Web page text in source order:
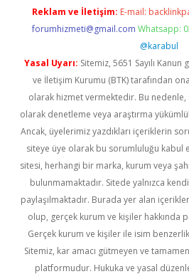
Reklam ve İletişim: E-mail:
forumhizmeti@gmail.com Whatsapp:
@karabul
Yasal Uyarı: Sitemiz, 5651 Sayılı
ve İletişim Kurumu (BTK) tarafından
olarak hizmet vermektedir. Bu
olarak denetleme veya araştırma
Ancak, üyelerimiz yazdıkları içeriklerin
siteye üye olarak bu sorumluluğu kabul
sitesi, herhangi bir marka, kurum veya
bulunmamaktadır. Sitede yalnızca
paylaşılmaktadır. Burada yer alan
olup, gerçek kurum ve kişiler hakkında
Gerçek kurum ve kişiler ile isim
Sitemiz, kar amacı gütmeyen ve
platformudur. Hukuka ve yasal